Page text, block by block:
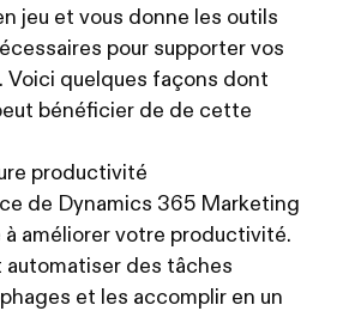
jeu et vous donne les outils
pour supporter vos
quelques façons dont
bénéficier de de cette
productivité
de Dynamics 365 Marketing
à améliorer votre productivité.
automatiser des tâches
et les accomplir en un